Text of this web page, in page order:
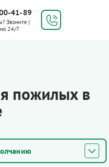
41-89
Звоните |
24/7
пожилых в